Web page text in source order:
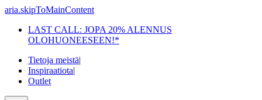
aria.skipToMainContent
LAST CALL: JOPA 20% ALENNUS
OLOHUONEESEEN!*
Tietoja meistä|
Inspiraatiota|
Outlet